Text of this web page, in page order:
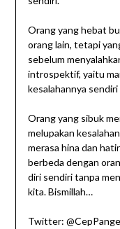
Orang yang hebat
orang lain, tetapi
sebelum
introspektif, yaitu
kesalahannya
Orang yang sibuk
melupakan
merasa hina dan
berbeda dengan
diri sendiri tanpa
kita. Bismillah…
Twitter: